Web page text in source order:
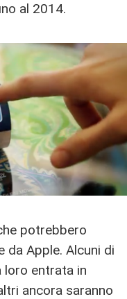
al 2014.
potrebbero
Apple. Alcuni di
loro entrata in
ancora saranno